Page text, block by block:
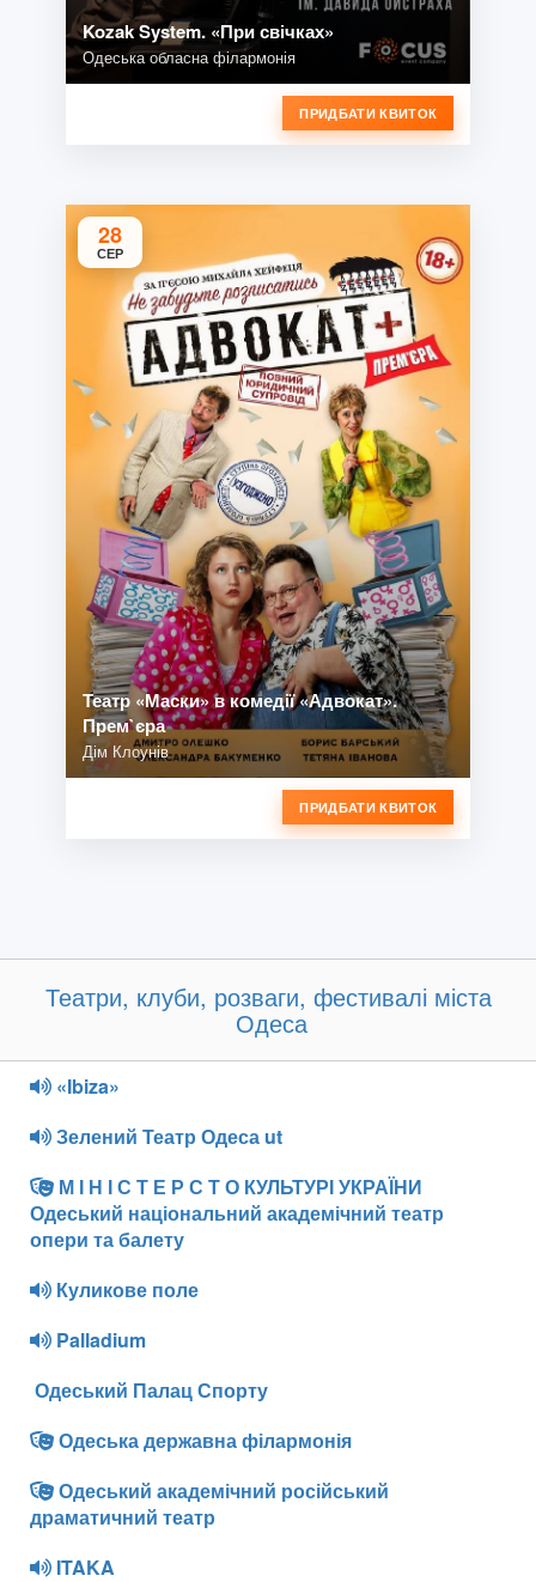
Kozak System. «При свічках»
Одеська обласна філармонія
ПРИДБАТИ КВИТОК
28
СЕР
Театр «Маски» в комедії «Адвокат».
Прем`єра
Дім Клоунів
ПРИДБАТИ КВИТОК
Театри, клуби, розваги, фестивалі міста
Одеса
«Ibiza»
Зелений Театр Одеса ut
М І Н І С Т Е Р С Т О КУЛЬТУРІ УКРАЇНИ
Одеський національний академічний театр
опери та балету
Куликове поле
Palladium
Одеський Палац Спорту
Одеська державна філармонія
Одеський академічний російський
драматичний театр
ITAKA